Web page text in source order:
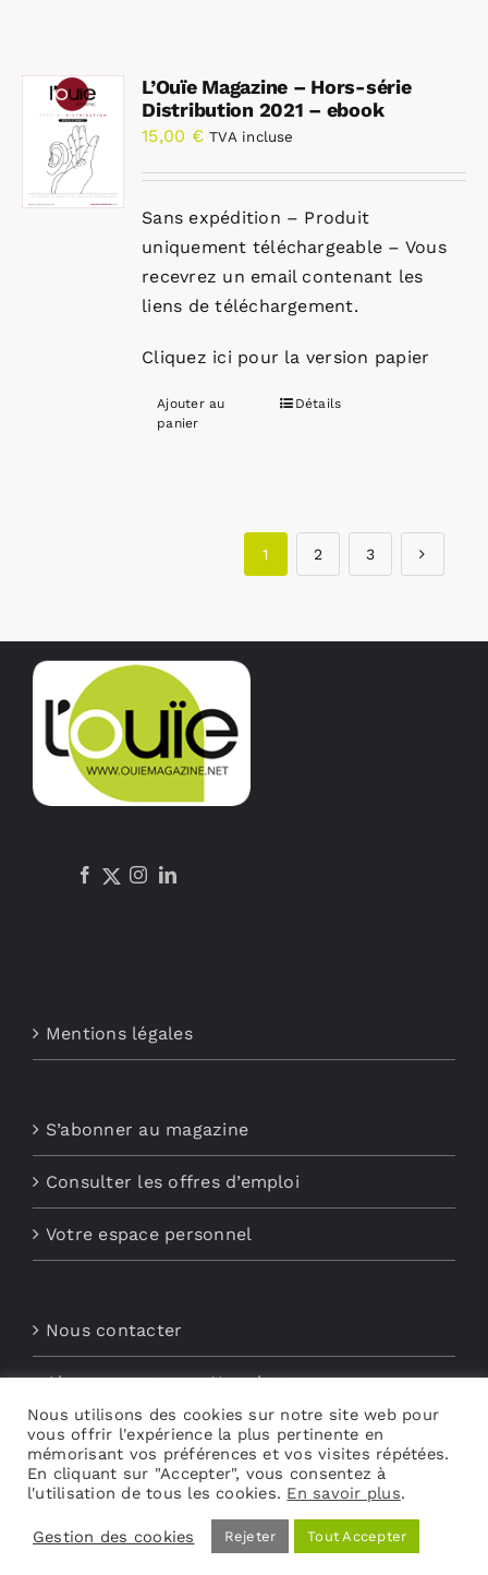
L’Ouïe Magazine – Hors-série
Distribution 2021 – ebook
15,00 € TVA incluse
Sans expédition – Produit
uniquement téléchargeable – Vous
recevrez un email contenant les
liens de téléchargement.
Cliquez ici pour la version papier
Ajouter au
panier
Détails
1 2 3
Mentions légales
S’abonner au magazine
Consulter les offres d’emploi
Votre espace personnel
Nous contacter
Abonnements aux Newsletters
Découvrez My Audio
Nous utilisons des cookies sur notre site web pour
vous offrir l'expérience la plus pertinente en
mémorisant vos préférences et vos visites répétées.
En cliquant sur "Accepter", vous consentez à
l'utilisation de tous les cookies. En savoir plus.
Gestion des cookies Rejeter Tout Accepter